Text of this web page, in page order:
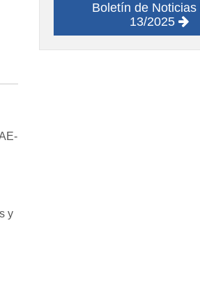
y
Boletín de Noticias
13/2025